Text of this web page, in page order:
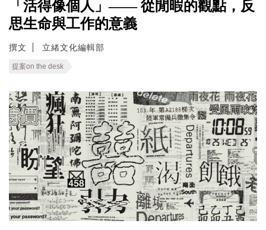
「活得像個人」—— 從閒暇的觀點，反
思生命與工作的意義
撰文 立緒文化編輯部
提案on the desk